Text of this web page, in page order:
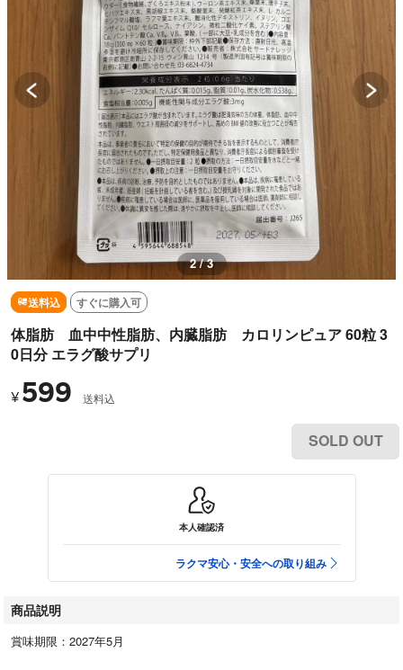
3 / 3
送料込 すぐに購入可
体脂肪 血中中性脂肪、内臓脂肪 カロリンピュア 60粒 3
0日分 エラグ酸サプリ
¥ 599 送料込
SOLD OUT
本人確認済
ラクマ安心・安全への取り組み
商品説明
賞味期限：2027年5月